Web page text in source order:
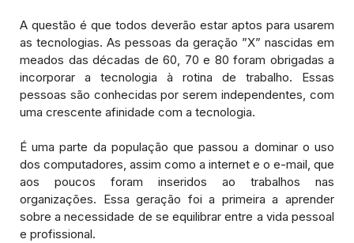
A questão é que todos deverão estar aptos para usarem
as tecnologias. As pessoas da geração ”X” nascidas em
meados das décadas de 60, 70 e 80 foram obrigadas a
incorporar a tecnologia à rotina de trabalho. Essas
pessoas são conhecidas por serem independentes, com
uma crescente afinidade com a tecnologia.
É uma parte da população que passou a dominar o uso
dos computadores, assim como a internet e o e-mail, que
aos poucos foram inseridos ao trabalhos nas
organizações. Essa geração foi a primeira a aprender
sobre a necessidade de se equilibrar entre a vida pessoal
e profissional.